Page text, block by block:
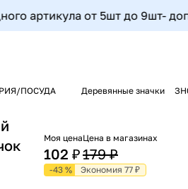
артикула от 5шт до 9шт-
ПОСУДА Деревянные значки
Моя цена
102 ₽
Цена в магазинах
179 ₽
-43 % Экономия 77 ₽